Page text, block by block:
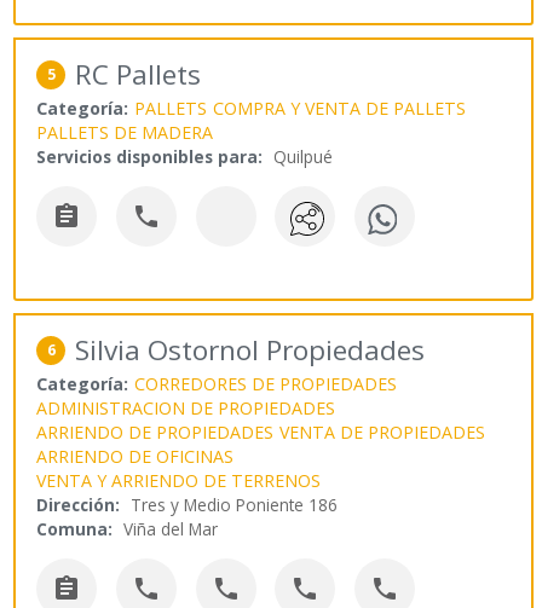
5 RC Pallets
Categoría: PALLETS COMPRA Y VENTA DE PALLETS
PALLETS DE MADERA
Servicios disponibles para: Quilpué
 
6 Silvia Ostornol Propiedades
Categoría: CORREDORES DE PROPIEDADES
ADMINISTRACION DE PROPIEDADES
ARRIENDO DE PROPIEDADES VENTA DE PROPIEDADES
ARRIENDO DE OFICINAS
VENTA Y ARRIENDO DE TERRENOS
Dirección: Tres y Medio Poniente 186
Comuna: Viña del Mar
    